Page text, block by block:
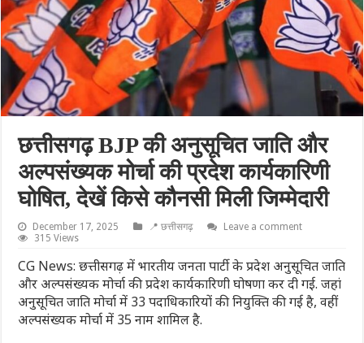
छत्तीसगढ़ BJP की अनुसूचित जाति और
अल्पसंख्यक मोर्चा की प्रदेश कार्यकारिणी
घोषित, देखें किसे कौनसी मिली जिम्मेदारी
December 17, 2025 📍 छत्तीसगढ़
Leave a comment
315 Views
CG News: छत्तीसगढ़ में भारतीय जनता पार्टी के प्रदेश अनुसूचित जाति
और अल्पसंख्यक मोर्चा की प्रदेश कार्यकारिणी घोषणा कर दी गई. जहां
अनुसूचित जाति मोर्चा में 33 पदाधिकारियों की नियुक्ति की गई है, वहीं
अल्पसंख्यक मोर्चा में 35 नाम शामिल है.